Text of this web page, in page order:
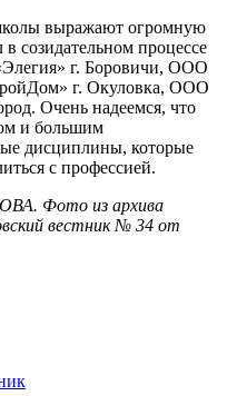
выражают огромную
созидательном процессе
г. Боровичи, ООО
г. Окуловка, ООО
Очень надеемся, что
и большим
дисциплины, которые
с профессией.
Фото из архива
вестник № 34 от